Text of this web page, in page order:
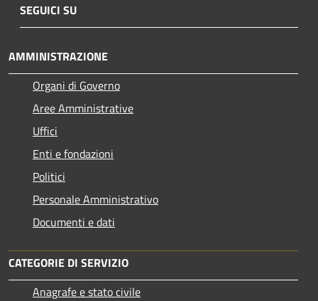
SEGUICI SU
AMMINISTRAZIONE
Organi di Governo
Aree Amministrative
Uffici
Enti e fondazioni
Politici
Personale Amministrativo
Documenti e dati
CATEGORIE DI SERVIZIO
Anagrafe e stato civile